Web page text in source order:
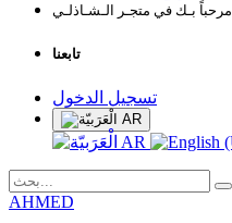
مرحباً بـك في متجـر الـشـاذلـي
تابعنا
تسجيل الدخول
AR
AR
AHMED